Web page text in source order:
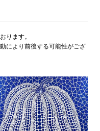
ります。
により前後する可能性がござ